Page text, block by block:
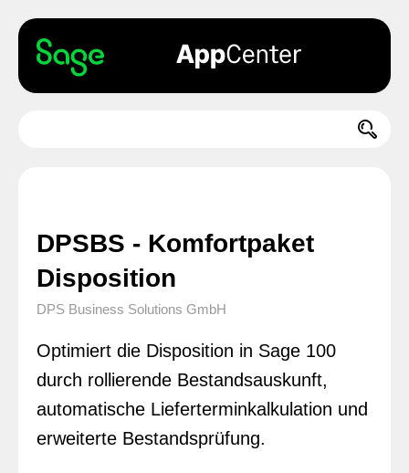
DPSBS - Komfortpaket
Disposition
DPS Business Solutions GmbH
Optimiert die Disposition in Sage 100
durch rollierende Bestandsauskunft,
automatische Lieferterminkalkulation und
erweiterte Bestandsprüfung.